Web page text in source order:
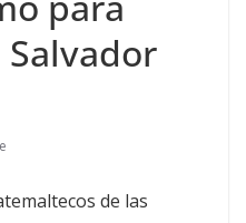
Salvador
de las